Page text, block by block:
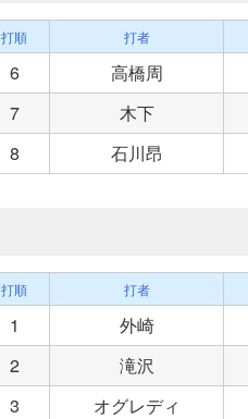
打順 打者
6
高橋周
7
木下
8 石川昂
打順 打者
1
外崎
2
滝沢
3 オグレディ